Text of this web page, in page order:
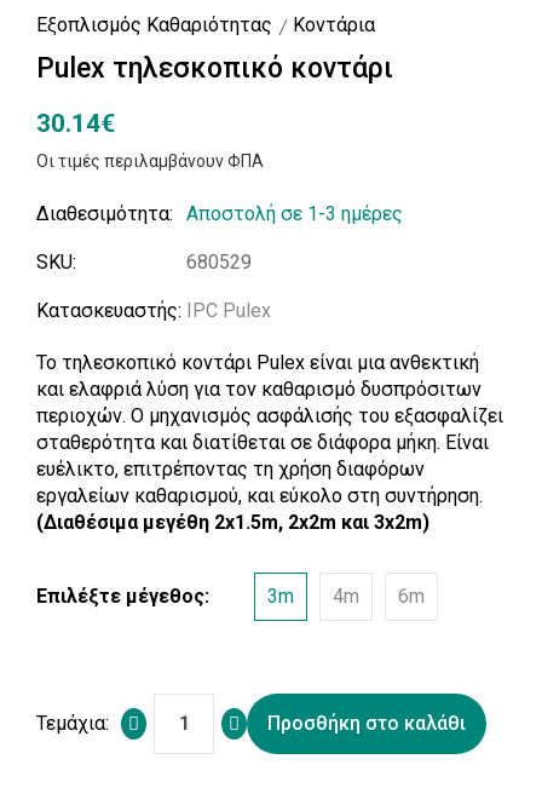
Εξοπλισμός Καθαριότητας Κοντάρια
Pulex τηλεσκοπικό κοντάρι
30.14€
Οι τιμές περιλαμβάνουν ΦΠΑ
Διαθεσιμότητα: Αποστολή σε 1-3 ημέρες
SKU: 680529
Κατασκευαστής: IPC Pulex
Το τηλεσκοπικό κοντάρι Pulex είναι μια ανθεκτική
και ελαφριά λύση για τον καθαρισμό δυσπρόσιτων
περιοχών. Ο μηχανισμός ασφάλισής του εξασφαλίζει
σταθερότητα και διατίθεται σε διάφορα μήκη. Είναι
ευέλικτο, επιτρέποντας τη χρήση διαφόρων
εργαλείων καθαρισμού, και εύκολο στη συντήρηση.
(Διαθέσιμα μεγέθη 2x1.5m, 2x2m και 3x2m)
Επιλέξτε μέγεθος: 3m 4m 6m
Τεμάχια: Προσθήκη στο καλάθι